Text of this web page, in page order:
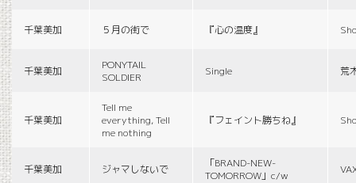
千葉美加 ５月の街で 『心の温度』
千葉美加
PONYTAIL
SOLDIER
Single 荒
千葉美加
Tell me
everything, Tell
me nothing
『フェイント勝ちね』
千葉美加 ジャマしないで
「BRAND-NEW-
TOMORROW」c/w